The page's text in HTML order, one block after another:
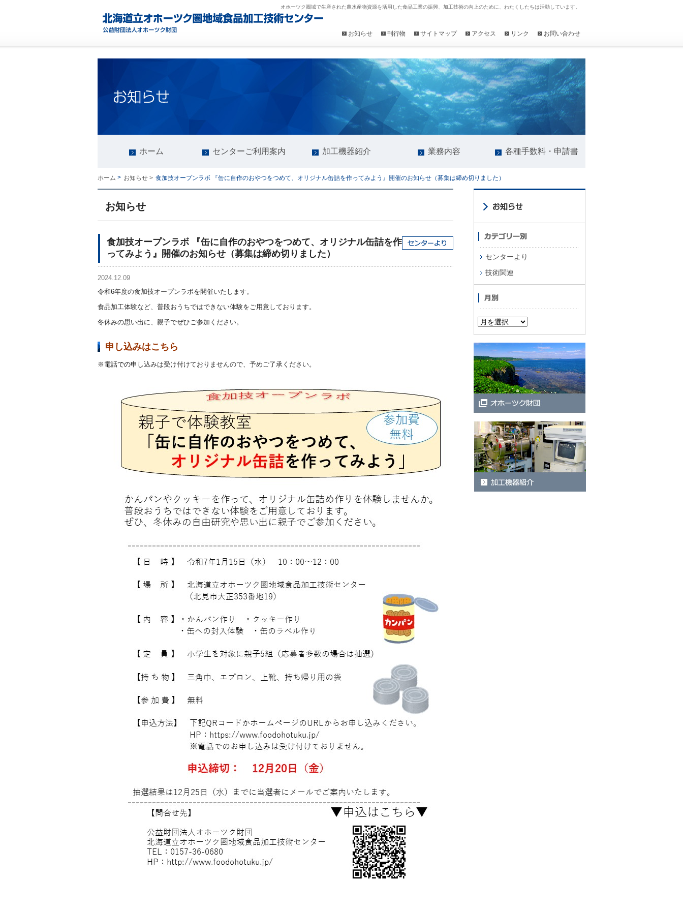
オホーツク圏域で生産された農水産物資源を活用した食品工業の振興、加工技術の向上のために、わたくしたちは活動しています。
お知らせ 刊行物 サイトマップ アクセス リンク お問い合わせ
ホーム センターご利用案内 加工機器紹介 業務内容 各種手数料・申請書
ホーム > お知らせ > 食加技オープンラボ 『缶に自作のおやつをつめて、オリジナル缶詰を作ってみよう』開催のお知らせ（募集は締め切りました）
お知らせ
食加技オープンラボ 『缶に自作のおやつをつめて、オリジナル缶詰を作
ってみよう』開催のお知らせ（募集は締め切りました）
2024.12.09
令和6年度の食加技オープンラボを開催いたします。
食品加工体験など、普段おうちではできない体験をご用意しております。
冬休みの思い出に、親子でぜひご参加ください。
申し込みはこちら
※電話での申し込みは受け付けておりませんので、予めご了承ください。
センターより
技術関連